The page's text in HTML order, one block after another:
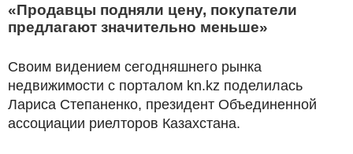
«Продавцы подняли цену, покупатели
предлагают значительно меньше»
Своим видением сегодняшнего рынка
недвижимости с порталом kn.kz поделилась
Лариса Степаненко, президент Объединенной
ассоциации риелторов Казахстана.